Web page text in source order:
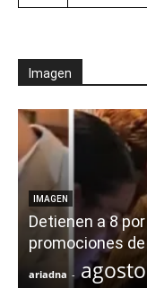
Imagen
IMAGEN
Detienen a 8
promociones
ariadna -